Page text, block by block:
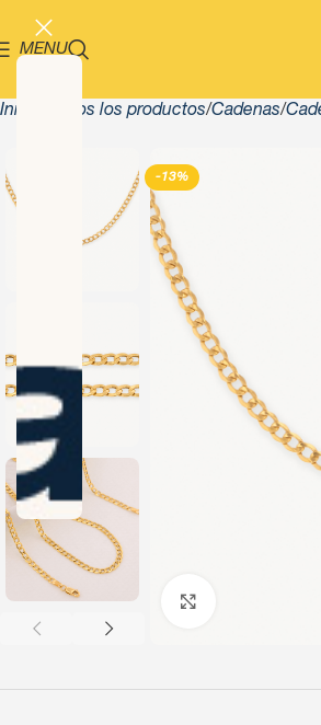
MENU
Inicio Todos los productos Cadenas
-13%